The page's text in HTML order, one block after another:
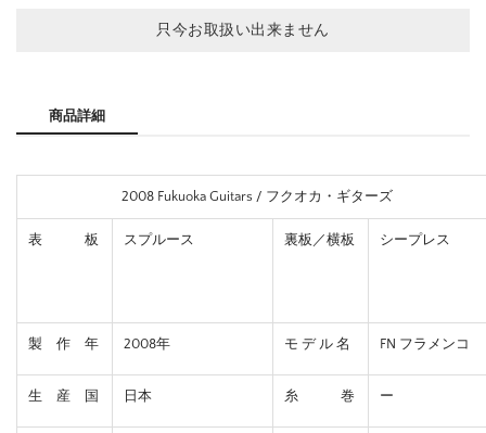
只今お取扱い出来ません
商品詳細
2008 Fukuoka Guitars / フクオカ・ギターズ
表 板 スプルース 裏板／横板 シープレス
製 作 年 2008年 モ デ ル 名 FN フラメンコ
生 産 国 日本 糸 巻 ー